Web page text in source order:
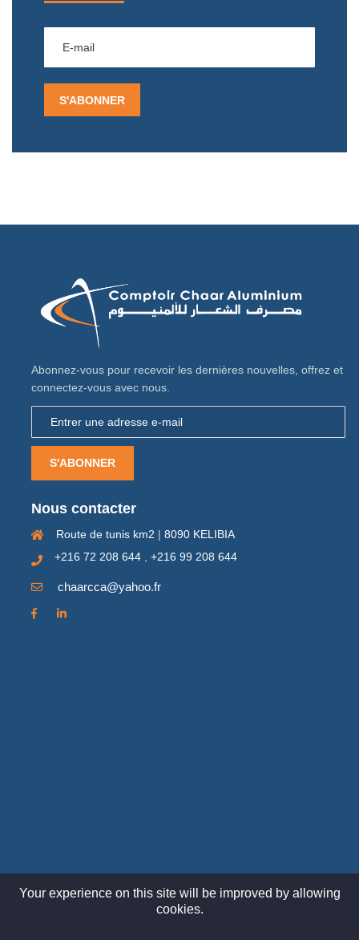
Abonnez-vous pour recevoir les dernières nouvelles, offrez et
connectez-vous avec nous.
S'ABONNER
Nous contacter
Route de tunis km2 | 8090 KELIBIA
+216 72 208 644
+216 99 208 644
chaarcca@yahoo.fr
Your experience on this site will be improved by allowing
cookies.